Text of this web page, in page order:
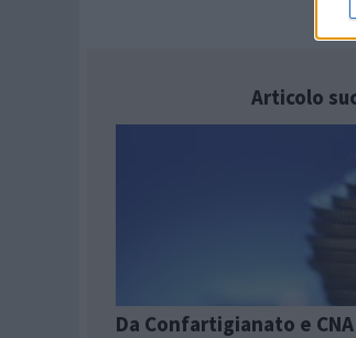
Articolo
Da Confartigianato e